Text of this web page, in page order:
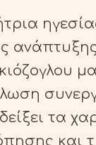
τα
και